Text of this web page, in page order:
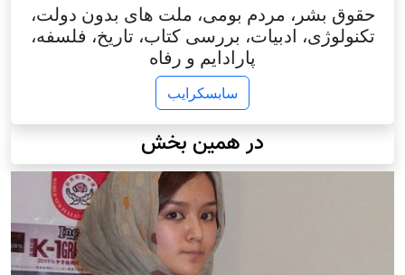
حقوق بشر، مردم بومی، ملت های بدون دولت،
تکنولوژی، ادبیات، بررسی کتاب، تاریخ، فلسفه،
پارادایم و رفاه
سابسکرایب
در همین بخش